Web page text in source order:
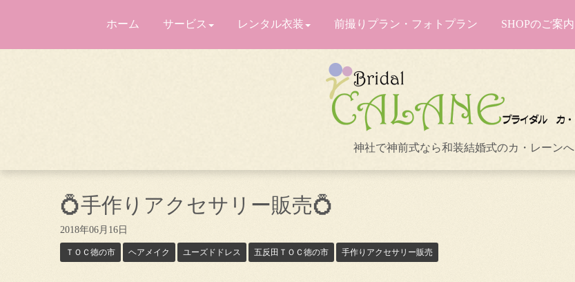
ホーム サービス レンタル衣装 前撮りプラン・フォトプラン SHOPのご案内
神社で神前式なら和装結婚式のカ・レーンへ
💍手作りアクセサリー販売💍
2018年06月16日
ＴＯＣ徳の市 ヘアメイク ユーズドドレス 五反田ＴＯＣ徳の市 手作りアクセサリー販売